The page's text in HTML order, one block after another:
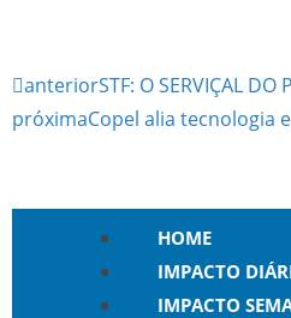
anteriorSTF: O SERVIÇAL DO
próximaCopel alia tecnologia
HOME
IMPACTO
IMPACTO